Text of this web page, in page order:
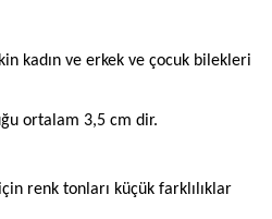
kadın ve erkek ve çocuk bilekleri
ortalam 3,5 cm dir.
renk tonları küçük farklılıklar